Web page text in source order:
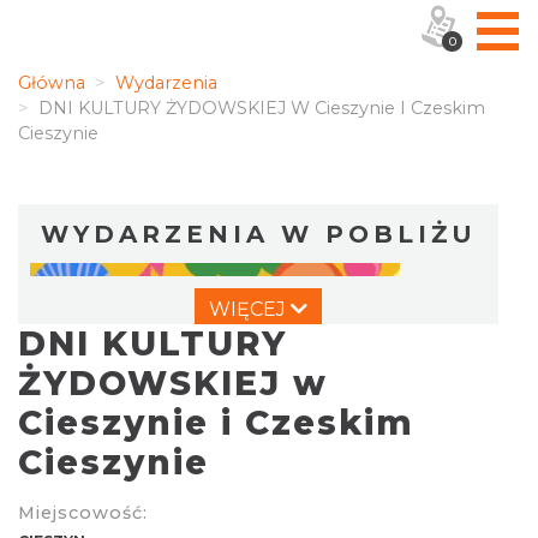
Główna
Wydarzenia
DNI KULTURY ŻYDOWSKIEJ W Cieszynie I Czeskim
Cieszynie
WYDARZENIA W POBLIŻU
KOCIA SZAJKA FEST 2
0.00 km
WIĘCEJ
DNI KULTURY
ŻYDOWSKIEJ w
Cieszynie i Czeskim
Cieszynie
Miejscowość:
0